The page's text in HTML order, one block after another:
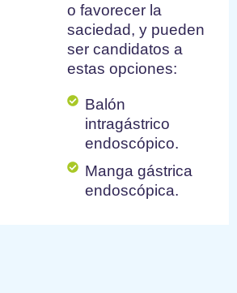
o favorecer la
saciedad, y pueden
ser candidatos a
estas opciones:
Balón
intragástrico
endoscópico.
Manga gástrica
endoscópica.